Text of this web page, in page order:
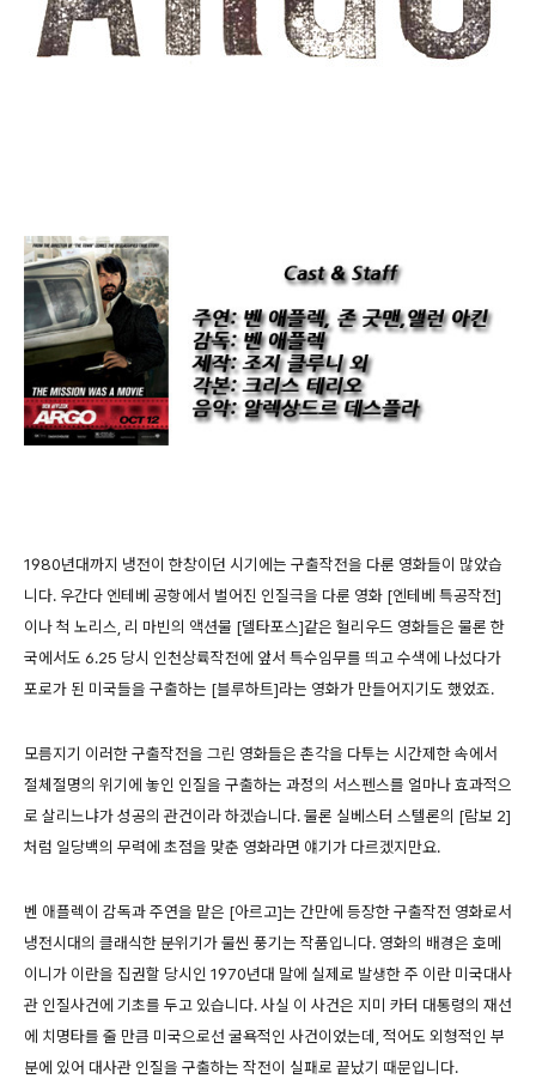
1980년대까지 냉전이 한창이던 시기에는 구출작전을 다룬 영화들이 많았습
니다. 우간다 엔테베 공항에서 벌어진 인질극을 다룬 영화 [엔테베 특공작전]
이나 척 노리스, 리 마빈의 액션물 [델타포스]같은 헐리우드 영화들은 물론 한
국에서도 6.25 당시 인천상륙작전에 앞서 특수임무를 띄고 수색에 나섰다가
포로가 된 미국들을 구출하는 [블루하트]라는 영화가 만들어지기도 했었죠.
모름지기 이러한 구출작전을 그린 영화들은 촌각을 다투는 시간제한 속에서
절체절명의 위기에 놓인 인질을 구출하는 과정의 서스펜스를 얼마나 효과적으
로 살리느냐가 성공의 관건이라 하겠습니다. 물론 실베스터 스텔론의 [람보 2]
처럼 일당백의 무력에 초점을 맞춘 영화라면 얘기가 다르겠지만요.
벤 애플렉이 감독과 주연을 맡은 [아르고]는 간만에 등장한 구출작전 영화로서
냉전시대의 클래식한 분위기가 물씬 풍기는 작품입니다. 영화의 배경은 호메
이니가 이란을 집권할 당시인 1970년대 말에 실제로 발생한 주 이란 미국대사
관 인질사건에 기초를 두고 있습니다. 사실 이 사건은 지미 카터 대통령의 재선
에 치명타를 줄 만큼 미국으로선 굴욕적인 사건이었는데, 적어도 외형적인 부
분에 있어 대사관 인질을 구출하는 작전이 실패로 끝났기 때문입니다.